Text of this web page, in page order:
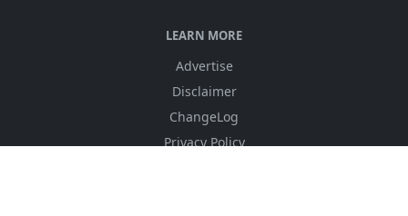
LEARN MORE
Advertise
Disclaimer
ChangeLog
Privacy Policy